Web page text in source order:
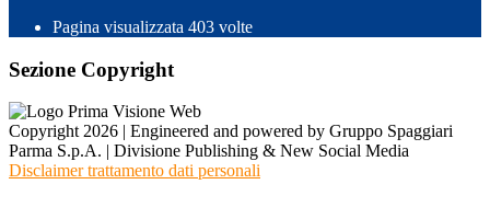
Pagina visualizzata 403 volte
Sezione Copyright
Copyright 2026 | Engineered and powered by Gruppo Spaggiari
Parma S.p.A. | Divisione Publishing & New Social Media
Disclaimer trattamento dati personali